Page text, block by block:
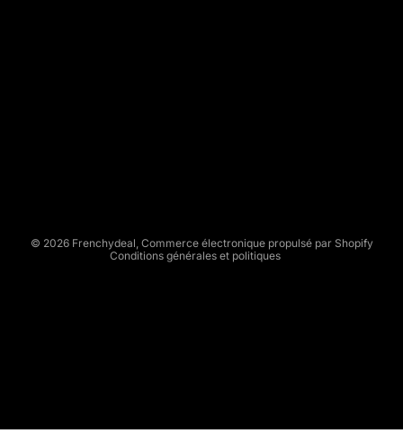
© 2026 Frenchydeal, Commerce électronique propulsé par Shopify
Conditions générales et politiques